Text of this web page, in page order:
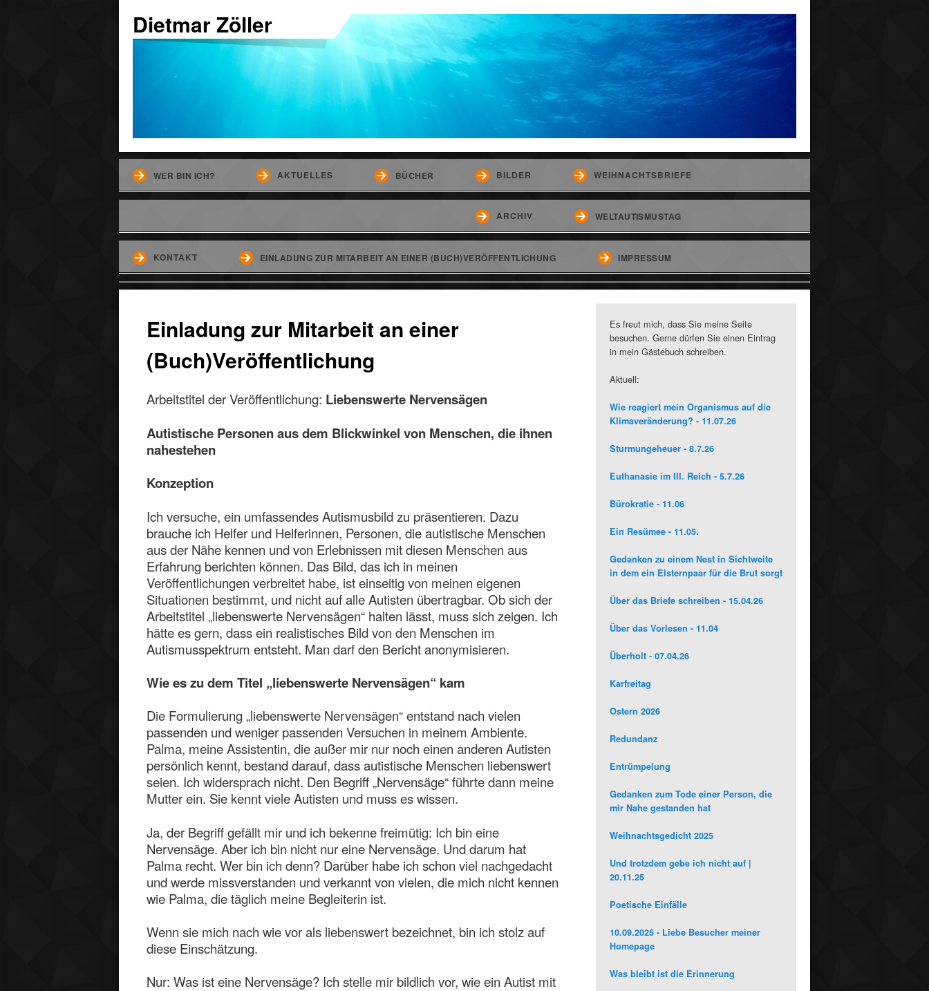
Dietmar Zöller
WER BIN ICH? AKTUELLES BÜCHER BILDER WEIHNACHTSBRIEFE
ARCHIV WELTAUTISMUSTAG
KONTAKT EINLADUNG ZUR MITARBEIT AN EINER (BUCH)VERÖFFENTLICHUNG IMPRESSUM
Einladung zur Mitarbeit an einer
(Buch)Veröffentlichung
Arbeitstitel der Veröffentlichung: Liebenswerte Nervensägen
Autistische Personen aus dem Blickwinkel von Menschen, die ihnen
nahestehen
Konzeption
Ich versuche, ein umfassendes Autismusbild zu präsentieren. Dazu
brauche ich Helfer und Helferinnen, Personen, die autistische Menschen
aus der Nähe kennen und von Erlebnissen mit diesen Menschen aus
Erfahrung berichten können. Das Bild, das ich in meinen
Veröffentlichungen verbreitet habe, ist einseitig von meinen eigenen
Situationen bestimmt, und nicht auf alle Autisten übertragbar. Ob sich der
Arbeitstitel „liebenswerte Nervensägen“ halten lässt, muss sich zeigen. Ich
hätte es gern, dass ein realistisches Bild von den Menschen im
Autismusspektrum entsteht. Man darf den Bericht anonymisieren.
Wie es zu dem Titel „liebenswerte Nervensägen“ kam
Die Formulierung „liebenswerte Nervensägen“ entstand nach vielen
passenden und weniger passenden Versuchen in meinem Ambiente.
Palma, meine Assistentin, die außer mir nur noch einen anderen Autisten
persönlich kennt, bestand darauf, dass autistische Menschen liebenswert
seien. Ich widersprach nicht. Den Begriff „Nervensäge“ führte dann meine
Mutter ein. Sie kennt viele Autisten und muss es wissen.
Ja, der Begriff gefällt mir und ich bekenne freimütig: Ich bin eine
Nervensäge. Aber ich bin nicht nur eine Nervensäge. Und darum hat
Palma recht. Wer bin ich denn? Darüber habe ich schon viel nachgedacht
und werde missverstanden und verkannt von vielen, die mich nicht kennen
wie Palma, die täglich meine Begleiterin ist.
Wenn sie mich nach wie vor als liebenswert bezeichnet, bin ich stolz auf
diese Einschätzung.
Nur: Was ist eine Nervensäge? Ich stelle mir bildlich vor, wie ein Autist mit
Es freut mich, dass Sie meine Seite
besuchen. Gerne dürfen Sie einen Eintrag
in mein Gästebuch schreiben.
Aktuell:
Wie reagiert mein Organismus auf die
Klimaveränderung? - 11.07.26
Sturmungeheuer - 8.7.26
Euthanasie im III. Reich - 5.7.26
Bürokratie - 11.06
Ein Resümee - 11.05.
Gedanken zu einem Nest in Sichtweite
in dem ein Elsternpaar für die Brut sorgt
Über das Briefe schreiben - 15.04.26
Über das Vorlesen - 11.04
Überholt - 07.04.26
Karfreitag
Ostern 2026
Redundanz
Entrümpelung
Gedanken zum Tode einer Person, die
mir Nahe gestanden hat
Weihnachtsgedicht 2025
Und trotzdem gebe ich nicht auf |
20.11.25
Poetische Einfälle
10.09.2025 - Liebe Besucher meiner
Homepage
Was bleibt ist die Erinnerung